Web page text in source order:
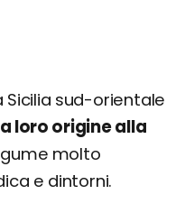
sud-orientale
loro origine alla
molto
e dintorni.